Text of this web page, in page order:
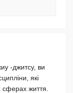
-джитсу, ви
які
сферах життя.